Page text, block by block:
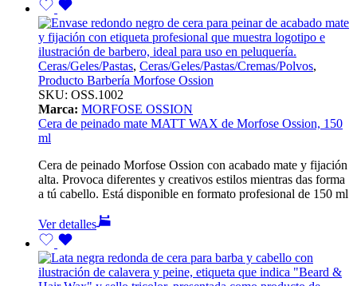
Ceras/Geles/Pastas, Ceras/Geles/Pastas/Cremas/Polvos,
Producto Barbería Morfose Ossion
SKU: OSS.1002
Marca: MORFOSE OSSION
Cera de peinado mate MATT WAX de Morfose Ossion, 150
ml
Cera de peinado Morfose Ossion con acabado mate y fijación
alta. Provoca diferentes y creativos estilos mientras das forma
a tú cabello. Está disponible en formato profesional de 150 ml
Ver detalles